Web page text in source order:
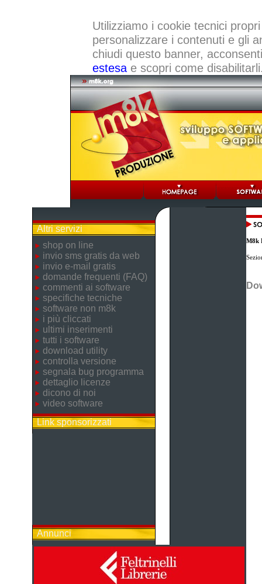
Utilizziamo i cookie tecnici
personalizzare i contenuti e gli
chiudi questo banner,
estesae scopri come
Altri servizi
shop on line
invio sms gratis da web
invio e-mail gratis
domande frequenti (FAQ)
commenti ai software
specifiche tecniche
software non m8k
i più cliccati
ultimi inserimenti
tutti i software
download utility
controlla versione
segnala bug programma
dettaglio licenze
dicono di noi
video software
Link sponsorizzati
Annunci
M8k